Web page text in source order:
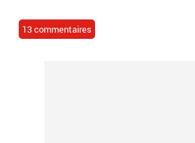
13 commentaires